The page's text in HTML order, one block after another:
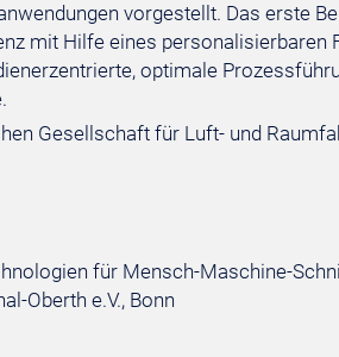
vorgestellt. Das erste
mit Hilfe eines personalisierbaren
optimale
Gesellschaft für Luft- und
für Mensch-Maschine-
Oberth e.V., Bonn